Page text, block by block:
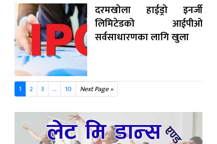
दरमखोला हाईड्रो इनर्जी
लिमिटेडको आईपीओ
सर्वसाधारणका लागि खुला
1 2 3 ... 10 Next Page »